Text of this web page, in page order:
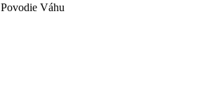
Povodie Váhu